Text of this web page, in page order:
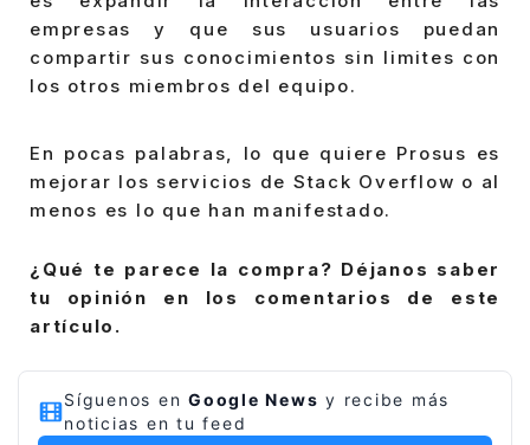
empresas y que sus usuarios puedan
compartir sus conocimientos sin limites con
los otros miembros del equipo.
En pocas palabras, lo que quiere Prosus es
mejorar los servicios de Stack Overflow o al
menos es lo que han manifestado.
¿Qué te parece la compra? Déjanos saber
tu opinión en los comentarios de este
artículo.
Síguenos en Google News y recibe más
noticias en tu feed